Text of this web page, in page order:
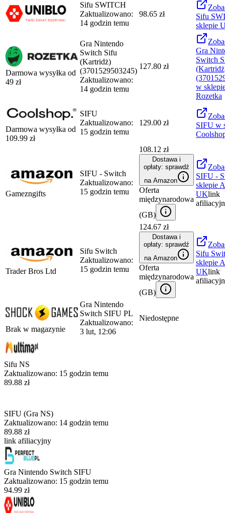
Sifu SWITCH
Zaktualizowano:
14 godzin temu
98.65 zł
Sifu
sklepie
Darmowa wysyłka od
49 zł
Gra Nintendo
Switch Sifu
(Kartridż)
(3701529503245)
Zaktualizowano:
14 godzin temu
127.80 zł
Gra
Switch
w
Rozetka
Darmowa wysyłka od
109.99 zł
SIFU
Zaktualizowano:
15 godzin temu
129.00 zł
SIFU w
Gamezngifts
SIFU - Switch
Zaktualizowano:
15 godzin temu
108.12 zł
Dostawa i
opłaty: sprawdź
na Amazon
Oferta
międzynarodowa
(GB)
SIFU -
sklepie
UKlink
Trader Bros Ltd
Sifu Switch
Zaktualizowano:
15 godzin temu
124.67 zł
Dostawa i
opłaty: sprawdź
na Amazon
Oferta
międzynarodowa
(GB)
Sifu
sklepie
UKlink
Brak w magazynie
Gra Nintendo
Switch SIFU PL
Zaktualizowano:
3 lut, 12:06
Niedostępne
Sifu NS
Zaktualizowano: 15 godzin temu
89.88 zł
SIFU (Gra NS)
Zaktualizowano: 14 godzin temu
89.88 zł
link afiliacyjny
Gra Nintendo Switch SIFU
Zaktualizowano: 15 godzin temu
94.99 zł